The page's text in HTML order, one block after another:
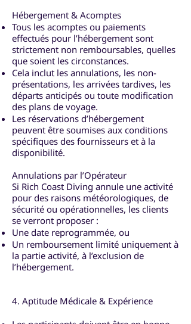
Hébergement & Acomptes
Tous les acomptes ou paiements
effectués pour l’hébergement sont
strictement non remboursables, quelles
que soient les circonstances.
Cela inclut les annulations, les non-
présentations, les arrivées tardives, les
départs anticipés ou toute modification
des plans de voyage.
Les réservations d’hébergement
peuvent être soumises aux conditions
spécifiques des fournisseurs et à la
disponibilité.
Annulations par l’Opérateur
Si Rich Coast Diving annule une activité
pour des raisons météorologiques, de
sécurité ou opérationnelles, les clients
se verront proposer :
Une date reprogrammée, ou
Un remboursement limité uniquement à
la partie activité, à l’exclusion de
l’hébergement.
4. Aptitude Médicale & Expérience